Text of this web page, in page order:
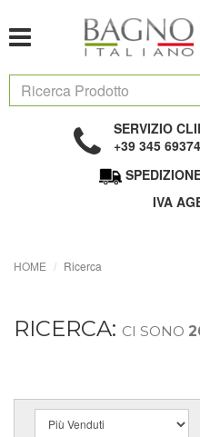
SERVIZIO
+39 345
IVA
HOME Ricerca
RICERCA: CI SONO